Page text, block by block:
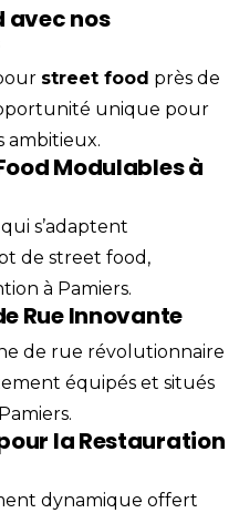
avec nos
street food près de
unique pour
ambitieux.
Modulables à
s’adaptent
de street food,
à Pamiers.
Rue Innovante
de rue révolutionnaire
équipés et situés
la Restauration
dynamique offert